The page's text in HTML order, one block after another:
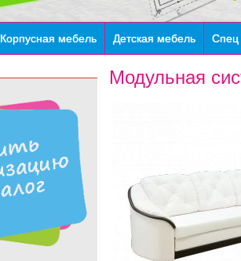
Корпусная мебель Детская мебель Спец
Модульная